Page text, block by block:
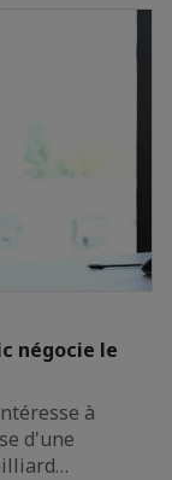
négocie le
à
d'une